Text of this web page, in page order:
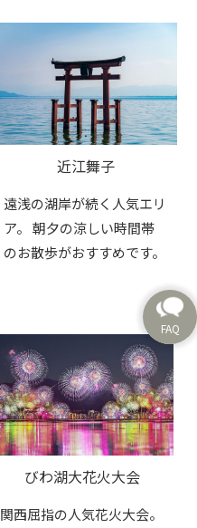
近江舞子
遠浅の湖岸が続く人気エリ
ア。 朝夕の涼しい時間帯
のお散歩がおすすめです。
びわ湖大花火大会
関西屈指の人気花火大会。